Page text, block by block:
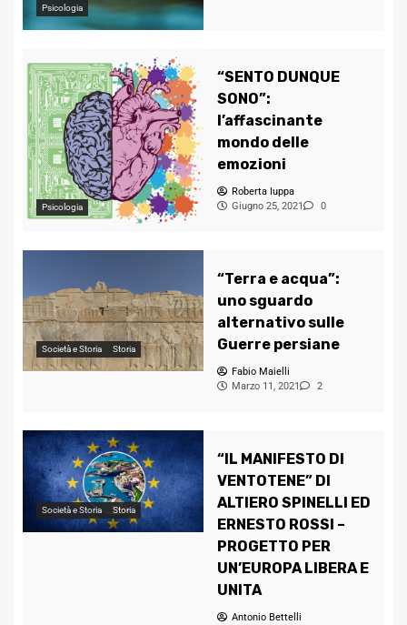
Psicologia
Psicologia
“SENTO DUNQUE
SONO”:
l’affascinante
mondo delle
emozioni
Roberta Iuppa
Giugno 25, 2021
0
Società e Storia Storia
“Terra e acqua”:
uno sguardo
alternativo sulle
Guerre persiane
Fabio Maielli
Marzo 11, 2021
2
Società e Storia Storia
“IL MANIFESTO DI
VENTOTENE” DI
ALTIERO SPINELLI ED
ERNESTO ROSSI –
PROGETTO PER
UN’EUROPA LIBERA E
UNITA
Antonio Bettelli